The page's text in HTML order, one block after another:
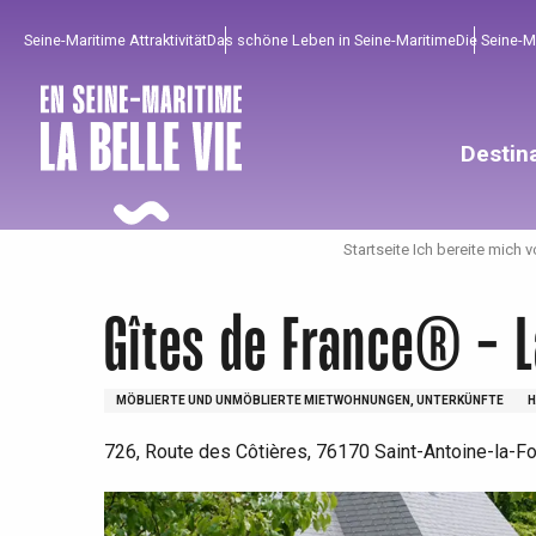
principal
Seine-Maritime AttraktivitätDas schöne Leben in Seine-MaritimeDie Seine-
Um zu profitieren
Unumgänglich
Gut aus der Heimat !
Startseite Ich bereite mich
Gîtes de France® -
MÖBLIERTE UND UNMÖBLIERTE MIETWOHNUNGEN, UNTERKÜNFTE
726, Route des Côtières, 76170 Saint-Antoine-la-